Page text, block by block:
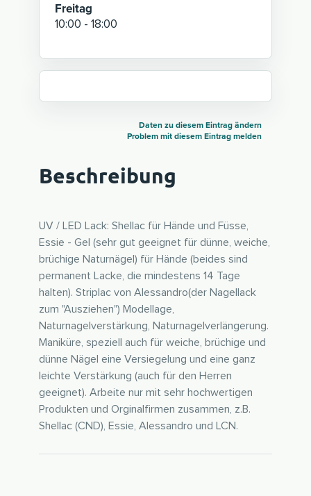
Freitag
10:00 - 18:00
Daten zu diesem Eintrag ändern
Problem mit diesem Eintrag melden
Beschreibung
UV / LED Lack: Shellac für Hände und Füsse,
Essie - Gel (sehr gut geeignet für dünne, weiche,
brüchige Naturnägel) für Hände (beides sind
permanent Lacke, die mindestens 14 Tage
halten). Striplac von Alessandro(der Nagellack
zum "Ausziehen") Modellage,
Naturnagelverstärkung, Naturnagelverlängerung.
Maniküre, speziell auch für weiche, brüchige und
dünne Nägel eine Versiegelung und eine ganz
leichte Verstärkung (auch für den Herren
geeignet). Arbeite nur mit sehr hochwertigen
Produkten und Orginalfirmen zusammen, z.B.
Shellac (CND), Essie, Alessandro und LCN.